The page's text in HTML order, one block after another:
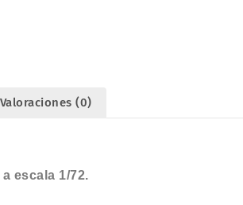
Valoraciones (0)
escala 1/72.